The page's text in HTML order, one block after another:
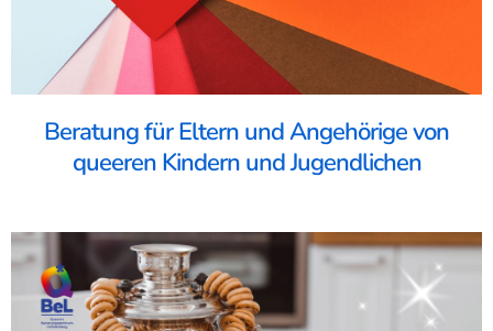
Beratung für Eltern und Angehörige von
queeren Kindern und Jugendlichen